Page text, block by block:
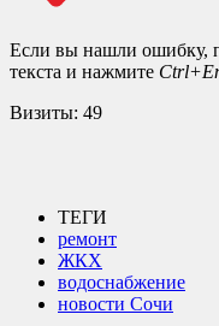
Если вы нашли ошибку,
текста и нажмите
Визиты: 49
ТЕГИ
ремонт
ЖКХ
водоснабжение
новости Сочи